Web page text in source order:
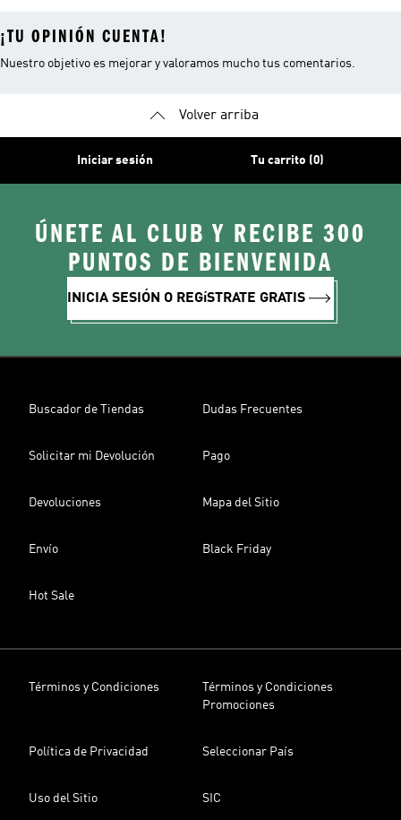
¡TU OPINIÓN CUENTA!
Nuestro objetivo es mejorar y valoramos mucho tus comentarios.
Volver arriba
Iniciar sesión Tu carrito (0)
ÚNETE AL CLUB Y RECIBE 300
PUNTOS DE BIENVENIDA
INICIA SESIÓN O REGíSTRATE GRATIS
Buscador de Tiendas Dudas Frecuentes
Solicitar mi Devolución Pago
Devoluciones Mapa del Sitio
Envío Black Friday
Hot Sale
Términos y Condiciones
Términos y Condiciones
Promociones
Política de Privacidad Seleccionar País
Uso del Sitio SIC